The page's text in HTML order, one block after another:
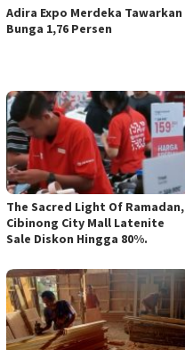
Adira Expo Merdeka Tawarkan
Bunga 1,76 Persen
The Sacred Light Of Ramadan,
Cibinong City Mall Latenite
Sale Diskon Hingga 80%.